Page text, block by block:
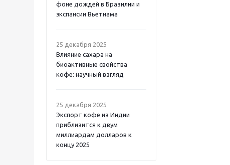
фоне дождей в Бразилии и
экспансии Вьетнама
25 декабря 2025
Влияние сахара на
биоактивные свойства
кофе: научный взгляд
25 декабря 2025
Экспорт кофе из Индии
приблизится к двум
миллиардам долларов к
концу 2025